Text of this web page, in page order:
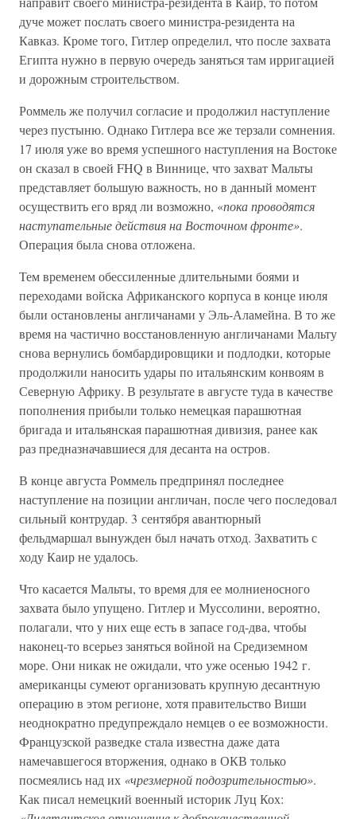
дуче может послать своего министра-резидента на
Кавказ. Кроме того, Гитлер определил, что после захвата
Египта нужно в первую очередь заняться там ирригацией
и дорожным строительством.
Роммель же получил согласие и продолжил наступление
через пустыню. Однако Гитлера все же терзали сомнения.
17 июля уже во время успешного наступления на Востоке
он сказал в своей FHQ в Виннице, что захват Мальты
представляет большую важность, но в данный момент
осуществить его вряд ли возможно, «пока проводятся
наступательные действия на Восточном фронте».
Операция была снова отложена.
Тем временем обессиленные длительными боями и
переходами войска Африканского корпуса в конце июля
были остановлены англичанами у Эль-Аламейна. В то же
время на частично восстановленную англичанами Мальту
снова вернулись бомбардировщики и подлодки, которые
продолжили наносить удары по итальянским конвоям в
Северную Африку. В результате в августе туда в качестве
пополнения прибыли только немецкая парашютная
бригада и итальянская парашютная дивизия, ранее как
раз предназначавшиеся для десанта на остров.
В конце августа Роммель предпринял последнее
наступление на позиции англичан, после чего последовал
сильный контрудар. 3 сентября авантюрный
фельдмаршал вынужден был начать отход. Захватить с
ходу Каир не удалось.
Что касается Мальты, то время для ее молниеносного
захвата было упущено. Гитлер и Муссолини, вероятно,
полагали, что у них еще есть в запасе год-два, чтобы
наконец-то всерьез заняться войной на Средиземном
море. Они никак не ожидали, что уже осенью 1942 г.
американцы сумеют организовать крупную десантную
операцию в этом регионе, хотя правительство Виши
неоднократно предупреждало немцев о ее возможности.
Французской разведке стала известна даже дата
намечавшегося вторжения, однако в ОКВ только
посмеялись над их «чрезмерной подозрительностью».
Как писал немецкий военный историк Луц Кох: